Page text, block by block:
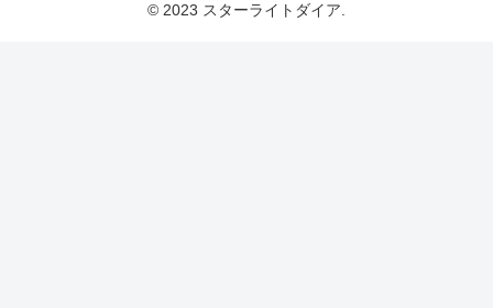
© 2023 スターライトダイア.